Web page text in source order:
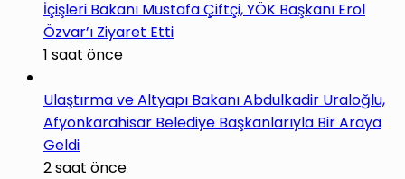
İçişleri Bakanı Mustafa Çiftçi, YÖK Başkanı Erol
Özvar’ı Ziyaret Etti
1 saat önce
Ulaştırma ve Altyapı Bakanı Abdulkadir Uraloğlu,
Afyonkarahisar Belediye Başkanlarıyla Bir Araya
Geldi
2 saat önce